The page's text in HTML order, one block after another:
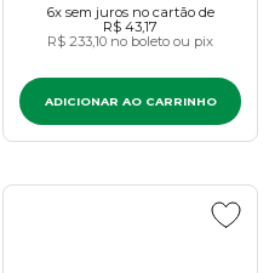
6x sem juros no cartãode
R$ 43,17
R$ 233,10 no boleto ou pix
ADICIONAR AO CARRINHO